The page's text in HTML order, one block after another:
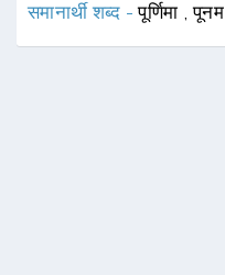
समानार्थी शब्द -पूर्णिमा ,पूनम